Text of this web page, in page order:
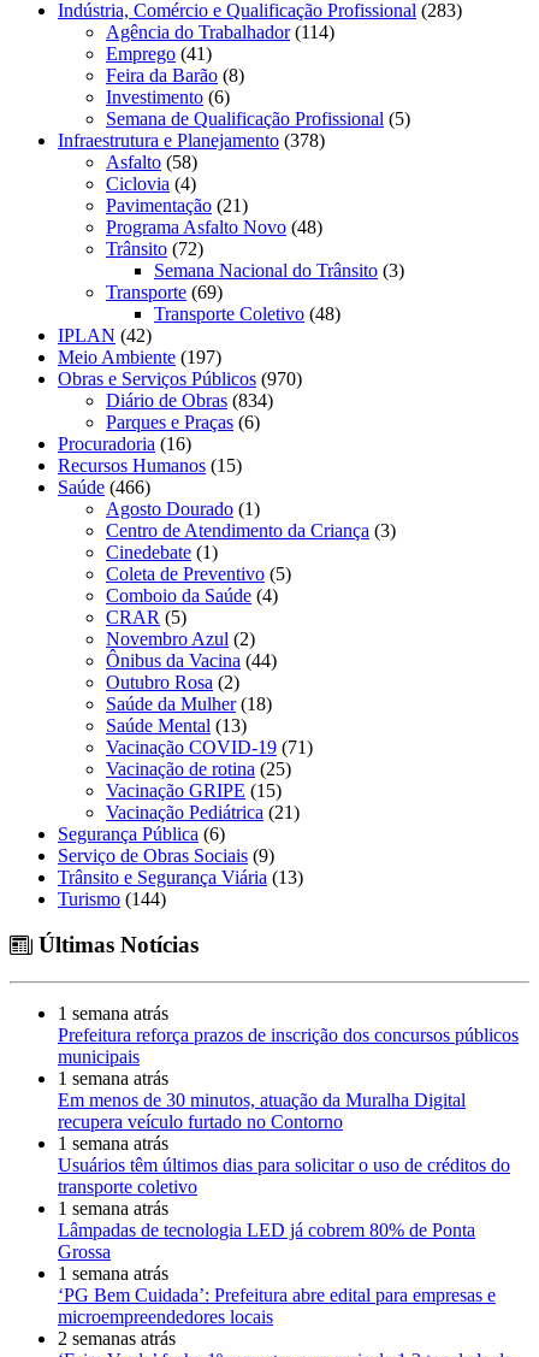
Indústria, Comércio e Qualificação Profissional (283)
Agência do Trabalhador(114)
Emprego (41)
Feira da Barão (8)
Investimento (6)
Semana de Qualificação Profissional (5)
Infraestrutura e Planejamento (378)
Asfalto (58)
Ciclovia (4)
Pavimentação (21)
Programa Asfalto Novo (48)
Trânsito (72)
Semana Nacional do Trânsito (3)
Transporte (69)
Transporte Coletivo (48)
IPLAN (42)
Meio Ambiente (197)
Obras e Serviços Públicos (970)
Diário de Obras (834)
Parques e Praças (6)
Procuradoria (16)
Recursos Humanos (15)
Saúde (466)
Agosto Dourado (1)
Centro de Atendimento da Criança (3)
Cinedebate (1)
Coleta de Preventivo (5)
Comboio da Saúde (4)
CRAR (5)
Novembro Azul (2)
Ônibus da Vacina (44)
Outubro Rosa (2)
Saúde da Mulher(18)
Saúde Mental (13)
Vacinação COVID-19 (71)
Vacinação de rotina (25)
Vacinação GRIPE (15)
Vacinação Pediátrica (21)
Segurança Pública (6)
Serviço de Obras Sociais (9)
Trânsito e Segurança Viária (13)
Turismo (144)
Últimas Notícias
1 semana atrás
Prefeitura reforça prazos de inscrição dos concursos públicos
municipais
1 semana atrás
Em menos de 30 minutos, atuação da Muralha Digital
recupera veículo furtado no Contorno
1 semana atrás
Usuários têm últimos dias para solicitar o uso de créditos do
transporte coletivo
1 semana atrás
Lâmpadas de tecnologia LED já cobrem 80% de Ponta
Grossa
1 semana atrás
‘PG Bem Cuidada’: Prefeitura abre edital para empresas e
microempreendedores locais
2 semanas atrás